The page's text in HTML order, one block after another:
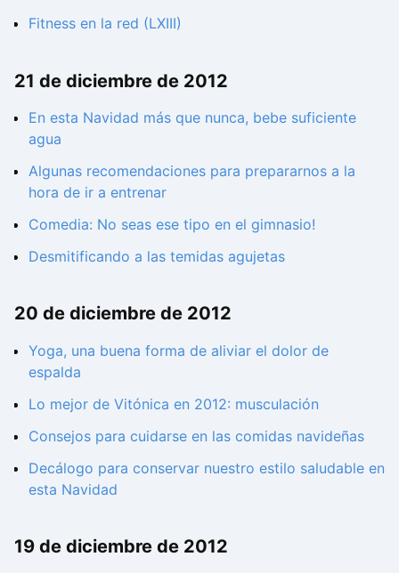
Fitness en la red (LXIII)
21 de diciembre de 2012
En esta Navidad más que nunca, bebe suficiente
agua
Algunas recomendaciones para prepararnos a la
hora de ir a entrenar
Comedia: No seas ese tipo en el gimnasio!
Desmitificando a las temidas agujetas
20 de diciembre de 2012
Yoga, una buena forma de aliviar el dolor de
espalda
Lo mejor de Vitónica en 2012: musculación
Consejos para cuidarse en las comidas navideñas
Decálogo para conservar nuestro estilo saludable en
esta Navidad
19 de diciembre de 2012